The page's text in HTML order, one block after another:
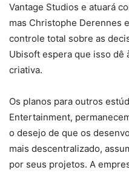
Vantage Studios e atuará
mas Christophe Derennes
controle total sobre as
Ubisoft espera que isso dê
criativa.
Os planos para outros
Entertainment,
o desejo de que os
mais descentralizado,
por seus projetos. A